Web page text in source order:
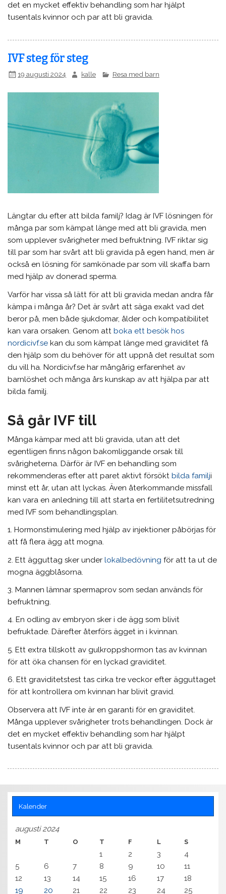
det en mycket effektiv behandling som har hjälpt
tusentals kvinnor och par att bli gravida.
IVF steg för steg
19 augusti 2024 kalle Resa med barn
Längtar du efter att bilda familj? Idag är IVF lösningen för
många par som kämpat länge med att bli gravida, men
som upplever svårigheter med befruktning. IVF riktar sig
till par som har svårt att bli gravida på egen hand, men är
också en lösning för samkönade par som vill skaffa barn
med hjälp av donerad sperma.
Varför har vissa så lätt för att bli gravida medan andra får
kämpa i många år? Det är svårt att säga exakt vad det
beror på, men både sjukdomar, ålder och kompatibilitet
kan vara orsaken. Genom attboka ett besök hos
nordicivf.se kan du som kämpat länge med graviditet få
den hjälp som du behöver för att uppnå det resultat som
du vill ha. Nordicivf.se har mångårig erfarenhet av
barnlöshet och många års kunskap av att hjälpa par att
bilda familj.
Så går IVF till
Många kämpar med att bli gravida, utan att det
egentligen finns någon bakomliggande orsak till
svårigheterna. Därför är IVF en behandling som
rekommenderas efter att paret aktivt försöktbilda familji
minst ett år, utan att lyckas. Även återkommande missfall
kan vara en anledning till att starta en fertilitetsutredning
med IVF som behandlingsplan.
1. Hormonstimulering med hjälp av injektioner påbörjas för
att få flera ägg att mogna.
2. Ett ägguttag sker underlokalbedövning för att ta ut de
mogna äggblåsorna.
3. Mannen lämnar spermaprov som sedan används för
befruktning.
4. En odling av embryon sker i de ägg som blivit
befruktade. Därefter återförs ägget in i kvinnan.
5. Ett extra tillskott av gulkroppshormon tas av kvinnan
för att öka chansen för en lyckad graviditet.
6. Ett graviditetstest tas cirka tre veckor efter ägguttaget
för att kontrollera om kvinnan har blivit gravid.
Observera att IVF inte är en garanti för en graviditet.
Många upplever svårigheter trots behandlingen. Dock är
det en mycket effektiv behandling som har hjälpt
tusentals kvinnor och par att bli gravida.
Kalender
augusti 2024
M T O T F L S
1 2 3
4
5
6 7 8 9 10
11
12
13 14 15 16 17
18
19
20 21 22 23 24 25